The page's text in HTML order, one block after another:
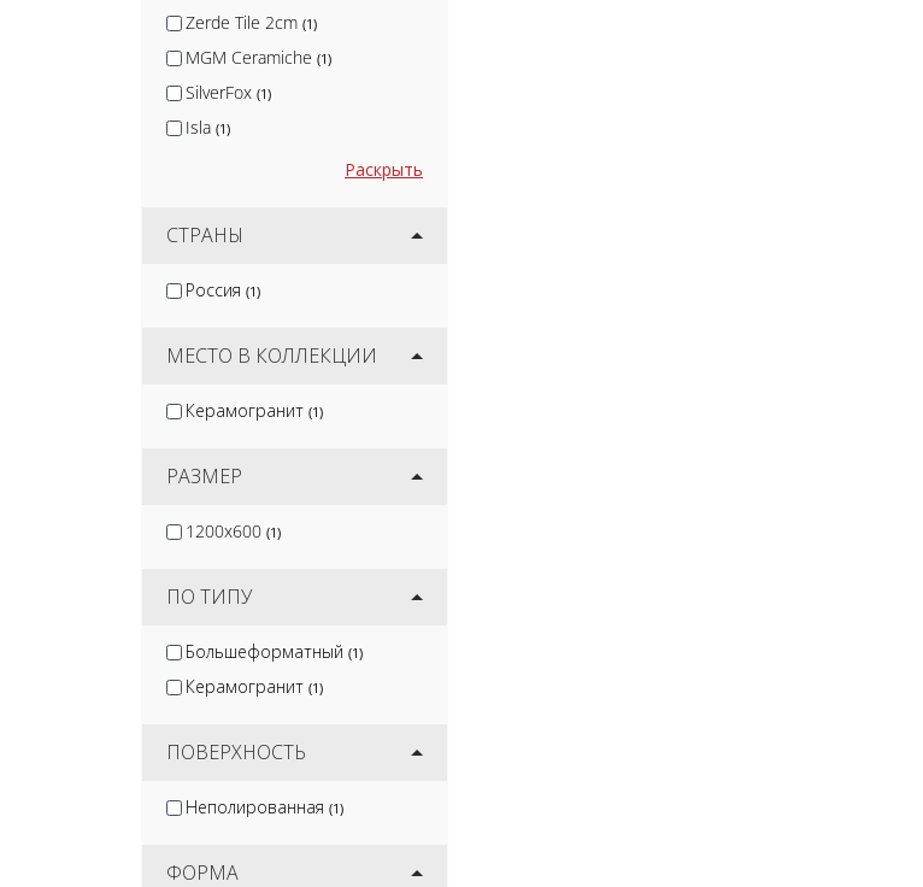
Zerde Tile 2cm (1)
MGM Ceramiche (1)
SilverFox (1)
Isla (1)
Protiles
Kirovit (2)
Раскрыть
СТРАНЫ
Россия (1)
МЕСТО В КОЛЛЕКЦИИ
Керамогранит (1)
РАЗМЕР
1200x600 (1)
ПО ТИПУ
Большеформатный (1)
Керамогранит (1)
ПОВЕРХНОСТЬ
Неполированная (1)
ФОРМА